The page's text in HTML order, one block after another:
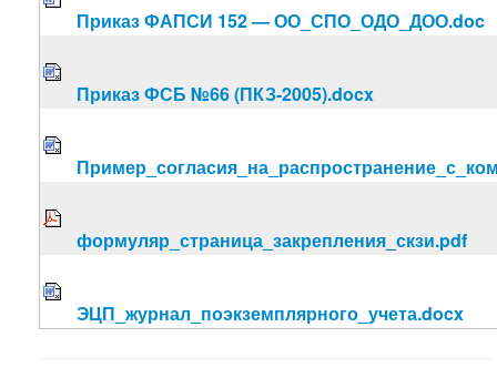
Приказ ФАПСИ 152 — ОО_СПО_ОДО_ДОО.doc
Приказ ФСБ №66 (ПКЗ-2005).docx
формуляр_страница_закрепления_скзи.pdf
ЭЦП_журнал_поэкземплярного_учета.docx